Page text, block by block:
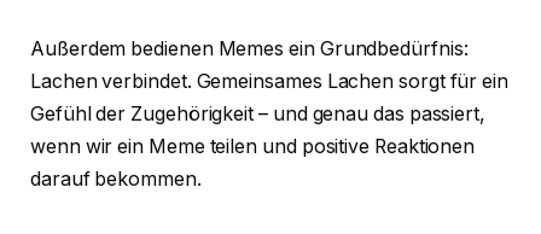
Außerdem bedienen Memes ein Grundbedürfnis:
Lachen verbindet. Gemeinsames Lachen sorgt für ein
Gefühl der Zugehörigkeit – und genau das passiert,
wenn wir ein Meme teilen und positive Reaktionen
darauf bekommen.